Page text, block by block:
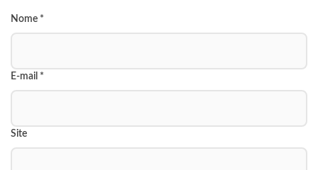
Nome *
E-mail *
Site